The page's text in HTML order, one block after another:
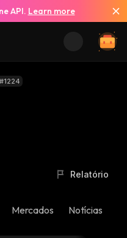
API. Learn more
#1224
Relatório
Mercados Notícias